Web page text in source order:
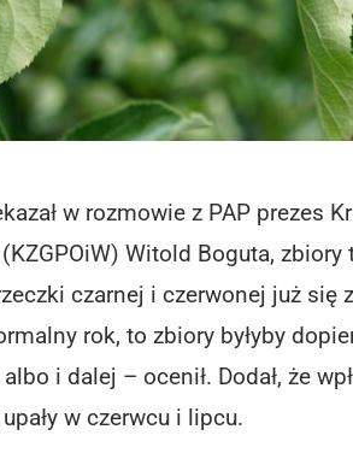
w rozmowie z PAP prezes
Witold Boguta,
czarnej i czerwonej już się
rok, to zbiory byłyby
albo i dalej – ocenił. Dodał, że
w czerwcu i lipcu.